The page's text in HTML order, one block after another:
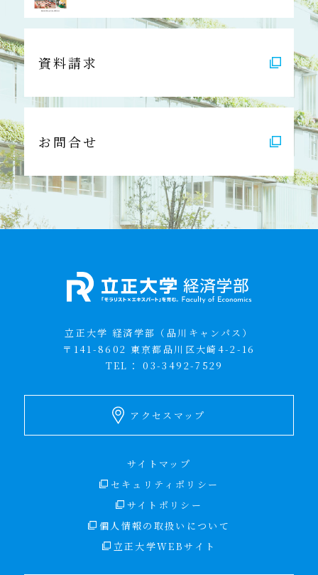
資料請求
お問合せ
立正大学 経済学部（品川キャンパス）
〒141-8602 東京都品川区大崎4-2-16
TEL：03-3492-7529
アクセスマップ
サイトマップ
セキュリティポリシー
サイトポリシー
個人情報の取扱いについて
立正大学WEBサイト